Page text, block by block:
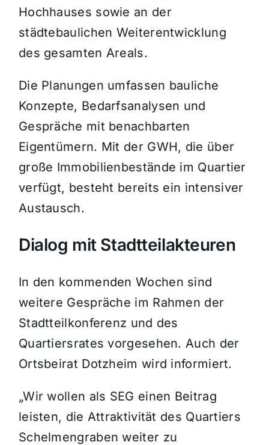
Hochhauses sowie an der
städtebaulichen Weiterentwicklung
des gesamten Areals.
Die Planungen umfassen bauliche
Konzepte, Bedarfsanalysen und
Gespräche mit benachbarten
Eigentümern. Mit der GWH, die über
große Immobilienbestände im Quartier
verfügt, besteht bereits ein intensiver
Austausch.
Dialog mit Stadtteilakteuren
In den kommenden Wochen sind
weitere Gespräche im Rahmen der
Stadtteilkonferenz und des
Quartiersrates vorgesehen. Auch der
Ortsbeirat Dotzheim wird informiert.
„Wir wollen als SEG einen Beitrag
leisten, die Attraktivität des Quartiers
Schelmengraben weiter zu